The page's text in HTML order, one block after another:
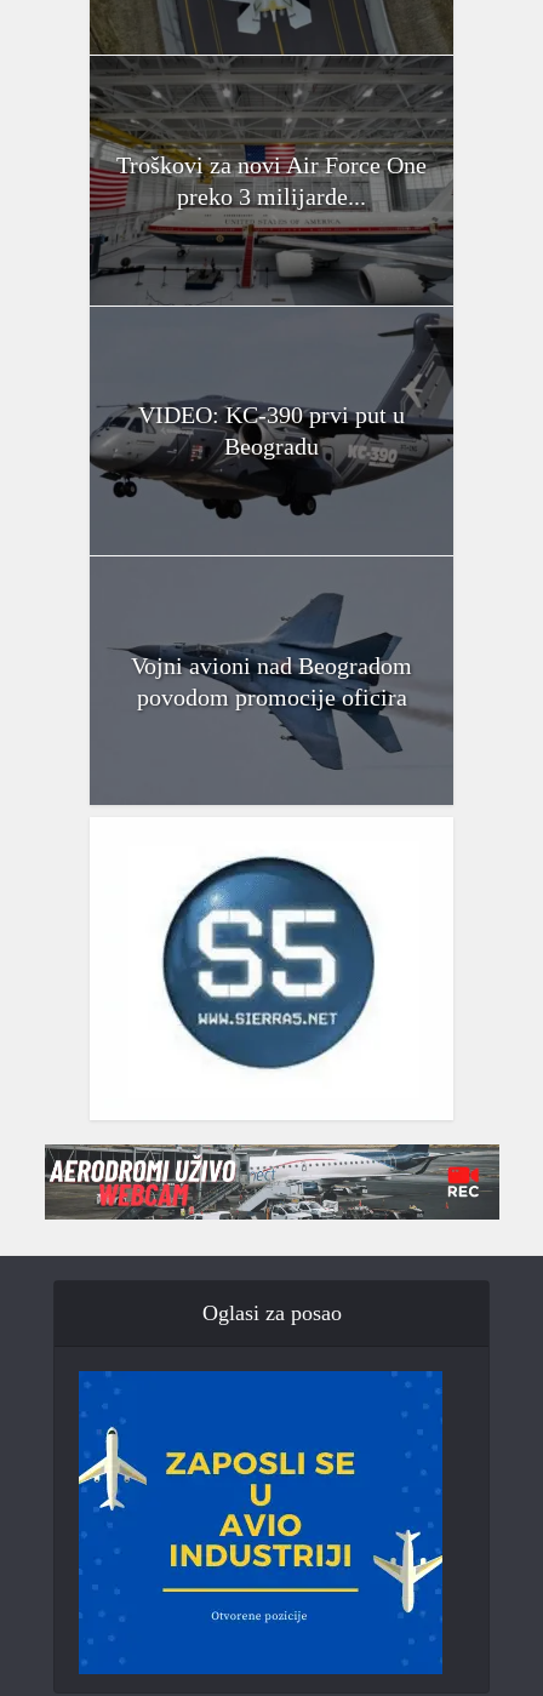
Troškovi za novi Air Force One
preko 3 milijarde...
VIDEO: KC-390 prvi put u
Beogradu
Vojni avioni nad Beogradom
povodom promocije oficira
Oglasi za posao